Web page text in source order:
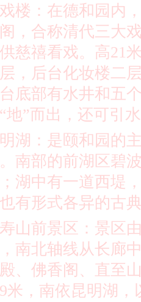
楼：在德和园内
，合称清代三大
慈禧看戏。高21
，后台化妆楼二
底部有水井和五
“地”而出，还可引
湖：是颐和园的
。南部的前湖区碧
湖中有一道西堤
也有形式各异的古
山前景区：景区
南北轴线从长廊
、佛香阁、直至
米 ，南依昆明湖